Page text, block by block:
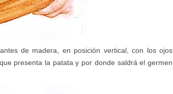
de madera, en posición vertical, con los ojos
presenta la patata y por donde saldrá el germen